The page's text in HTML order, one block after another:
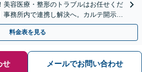
美容医療・整形のトラブルはお任せくだ
事務所内で連携し解決へ。カルテ開示や
たします【休日夜間面談可】
料金表を見る
せ メールでお問い合わせ